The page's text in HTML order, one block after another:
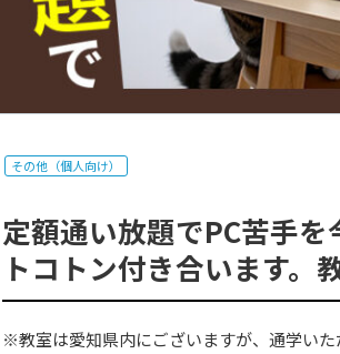
その他（個人向け）
定額通い放題でPC苦手
トコトン付き合います。
※教室は愛知県内にございますが、通学いた